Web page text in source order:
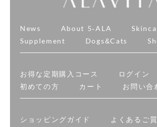
News About 5-ALA
Supplement
Dogs&Cats
お得な定期購入コース
ログイン
初めての方
カート お問い合
ショッピングガイド よくあるご